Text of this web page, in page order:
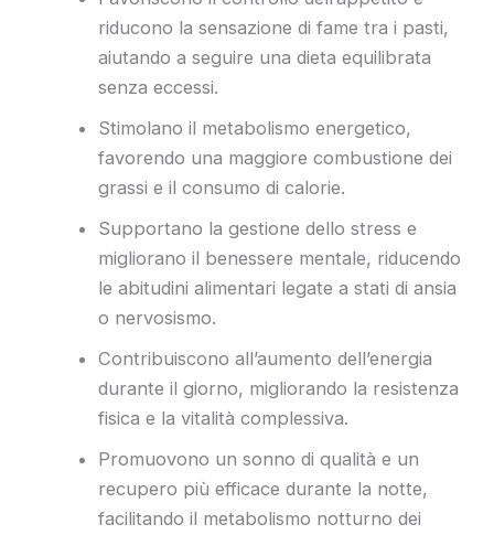
riducono la sensazione di fame tra i pasti,
aiutando a seguire una dieta equilibrata
senza eccessi.
Stimolano il metabolismo energetico,
favorendo una maggiore combustione dei
grassi e il consumo di calorie.
Supportano la gestione dello stress e
migliorano il benessere mentale, riducendo
le abitudini alimentari legate a stati di ansia
o nervosismo.
Contribuiscono all’aumento dell’energia
durante il giorno, migliorando la resistenza
fisica e la vitalità complessiva.
Promuovono un sonno di qualità e un
recupero più efficace durante la notte,
facilitando il metabolismo notturno dei